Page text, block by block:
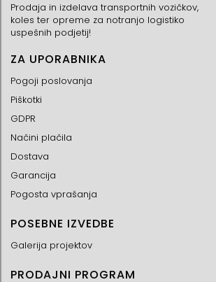
Prodaja in izdelava transportnih vozičkov,
koles ter opreme za notranjo logistiko
uspešnih podjetij!
ZA UPORABNIKA
Pogoji poslovanja
Piškotki
GDPR
Načini plačila
Dostava
Garancija
Pogosta vprašanja
POSEBNE IZVEDBE
Galerija projektov
PRODAJNI PROGRAM